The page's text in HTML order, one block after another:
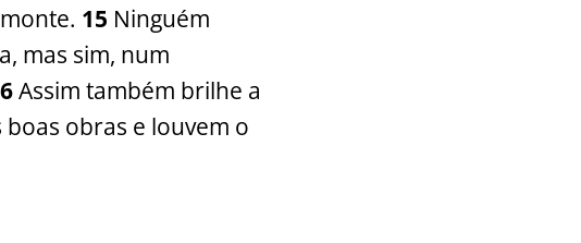
15 Ninguém
mas sim, num
Assim também brilhe a
obras e louvem o